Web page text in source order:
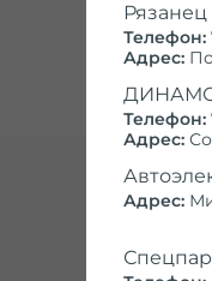
Рязанец
Телефон:
Адрес:
Телефон:
Адрес:
Адрес: